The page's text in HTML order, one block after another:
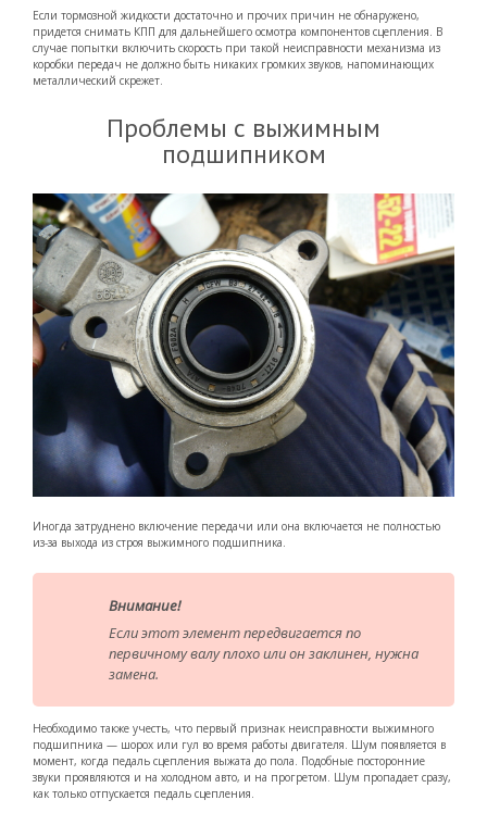
Если тормозной жидкости достаточно и прочих причин не обнаружено,
придется снимать КПП для дальнейшего осмотра компонентов сцепления. В
случае попытки включить скорость при такой неисправности механизма из
коробки передач не должно быть никаких громких звуков, напоминающих
металлический скрежет.
Проблемы с выжимным
подшипником
Иногда затруднено включение передачи или она включается не полностью
из-за выхода из строя выжимного подшипника.
Внимание!
Если этот элемент передвигается по
первичному валу плохо или он заклинен, нужна
замена.
Необходимо также учесть, что первый признак неисправности выжимного
подшипника — шорох или гул во время работы двигателя. Шум появляется в
момент, когда педаль сцепления выжата до пола. Подобные посторонние
звуки проявляются и на холодном авто, и на прогретом. Шум пропадает сразу,
как только отпускается педаль сцепления.